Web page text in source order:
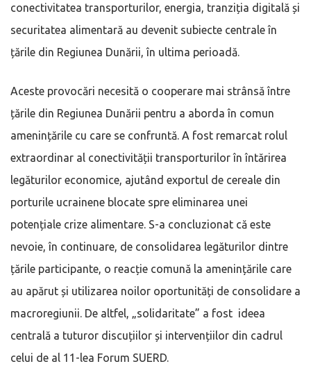
conectivitatea transporturilor, energia, tranziția digitală și
securitatea alimentară au devenit subiecte centrale în
țările din Regiunea Dunării, în ultima perioadă.
Aceste provocări necesită o cooperare mai strânsă între
țările din Regiunea Dunării pentru a aborda în comun
amenințările cu care se confruntă. A fost remarcat rolul
extraordinar al conectivității transporturilor în întărirea
legăturilor economice, ajutând exportul de cereale din
porturile ucrainene blocate spre eliminarea unei
potențiale crize alimentare. S-a concluzionat că este
nevoie, în continuare, de consolidarea legăturilor dintre
țările participante, o reacție comună la amenințările care
au apărut și utilizarea noilor oportunități de consolidare a
macroregiunii. De altfel, „solidaritate” a fost ideea
centrală a tuturor discuțiilor și intervențiilor din cadrul
celui de al 11-lea Forum SUERD.